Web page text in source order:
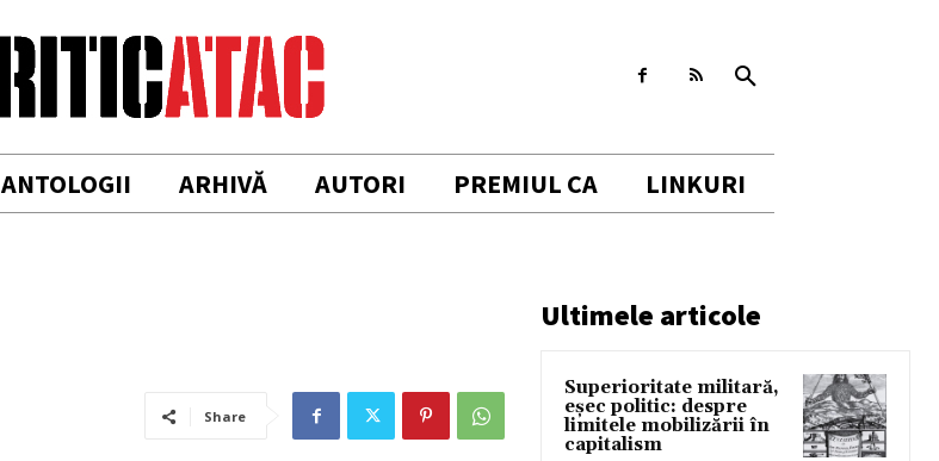
ANTOLOGII ARHIVĂ AUTORI PREMIUL CA LINKURI
Share
Ultimele articole
Superioritate militară,
eșec politic: despre
limitele mobilizării în
capitalism